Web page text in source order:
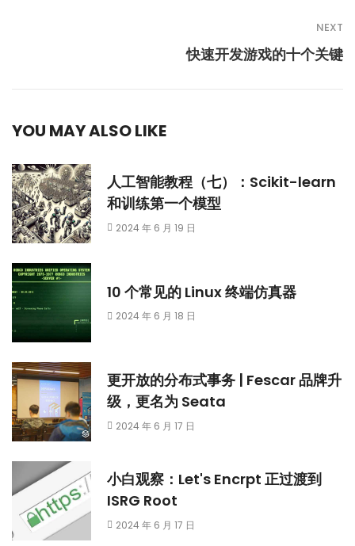
NEXT
快速开发游戏的十个关键
YOU MAY ALSO LIKE
人工智能教程（七）：Scikit-learn
和训练第一个模型
2024 年 6 月 19 日
10 个常见的 Linux 终端仿真器
2024 年 6 月 18 日
更开放的分布式事务 | Fescar 品牌升
级，更名为 Seata
2024 年 6 月 17 日
小白观察：Let's Encrpt 正过渡到
ISRG Root
2024 年 6 月 17 日